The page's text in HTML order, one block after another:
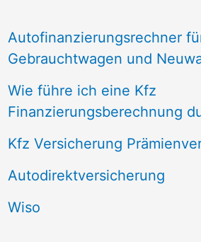
Autofinanzierungsrechner
Gebrauchtwagen und
Wie führe ich eine Kfz
Finanzierungsberechnung
Kfz Versicherung
Autodirektversicherung
Wiso